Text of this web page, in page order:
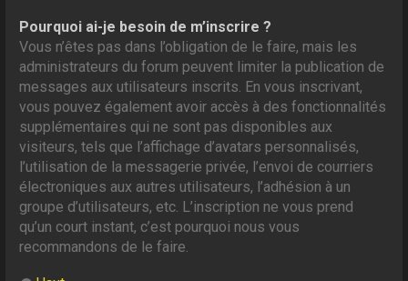
Pourquoi ai-je besoin de m’inscrire ?
Vous n’êtes pas dans l’obligation de le faire, mais les
administrateurs du forum peuvent limiter la publication de
messages aux utilisateurs inscrits. En vous inscrivant,
vous pouvez également avoir accès à des fonctionnalités
supplémentaires qui ne sont pas disponibles aux
visiteurs, tels que l’affichage d’avatars personnalisés,
l’utilisation de la messagerie privée, l’envoi de courriers
électroniques aux autres utilisateurs, l’adhésion à un
groupe d’utilisateurs, etc. L’inscription ne vous prend
qu’un court instant, c’est pourquoi nous vous
recommandons de le faire.